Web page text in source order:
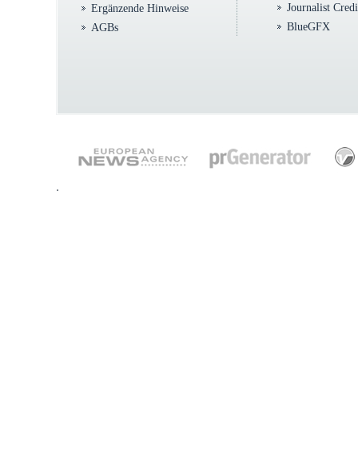
Ergänzende Hinweise
AGBs
Journalist
BlueGFX
.